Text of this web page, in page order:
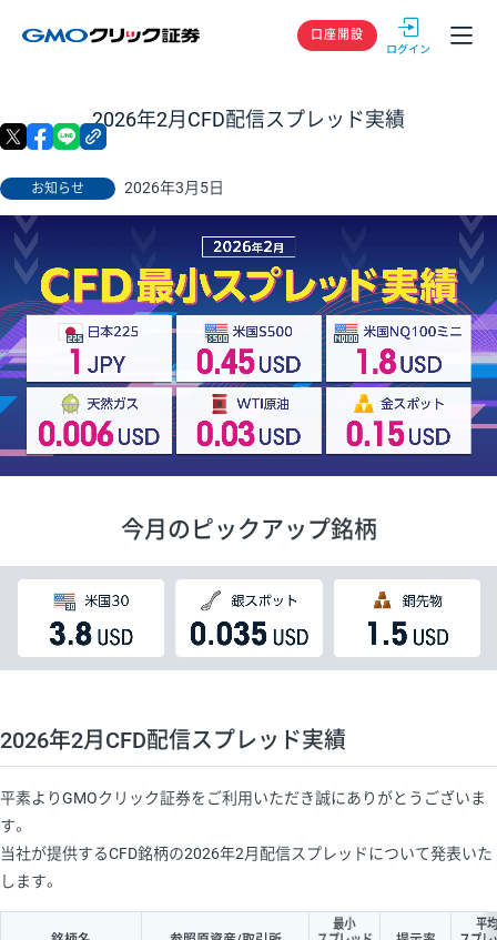
GMOクリック
口座開設
2026年2月CFD配信スプレッド実績
お知らせ 2026年3月5日
X facebook
今月のピックアップ銘柄
2026年2月CFD配信スプレッド実績
平素よりGMOクリック証券をご利用いただき誠にありがとうございま
す。
当社が提供するCFD銘柄の2026年2月配信スプレッドについて発表いた
します。
最小
平均